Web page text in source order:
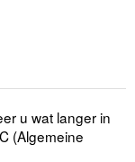
u wat langer in
(Algemeine